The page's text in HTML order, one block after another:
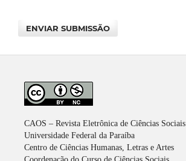
ENVIAR SUBMISSÃO
CAOS – Revista Eletrônica de Ciências Sociais
Universidade Federal da Paraíba
Centro de Ciências Humanas, Letras e Artes